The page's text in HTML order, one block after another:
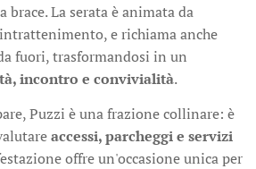
brace. La serata è animata da
e richiama anche
fuori, trasformandosi in un
incontro e convivialità.
Puzzi è una frazione collinare: è
accessi, parcheggi e servizi
offre un'occasione unica per